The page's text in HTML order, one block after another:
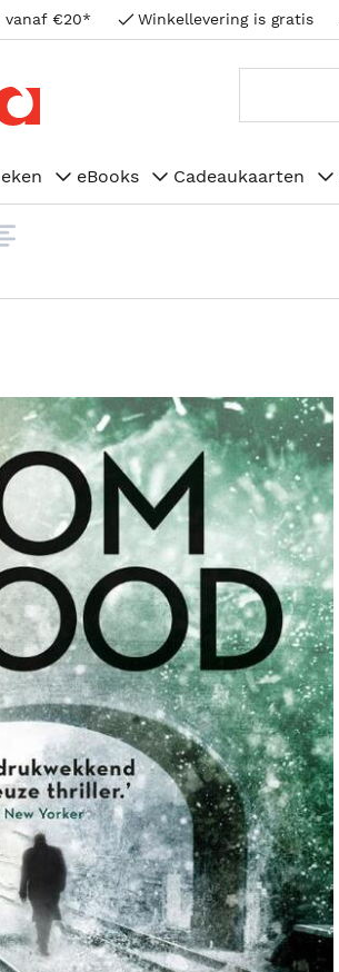
vanaf €20* Winkellevering is gratis
eBooks Cadeaukaarten